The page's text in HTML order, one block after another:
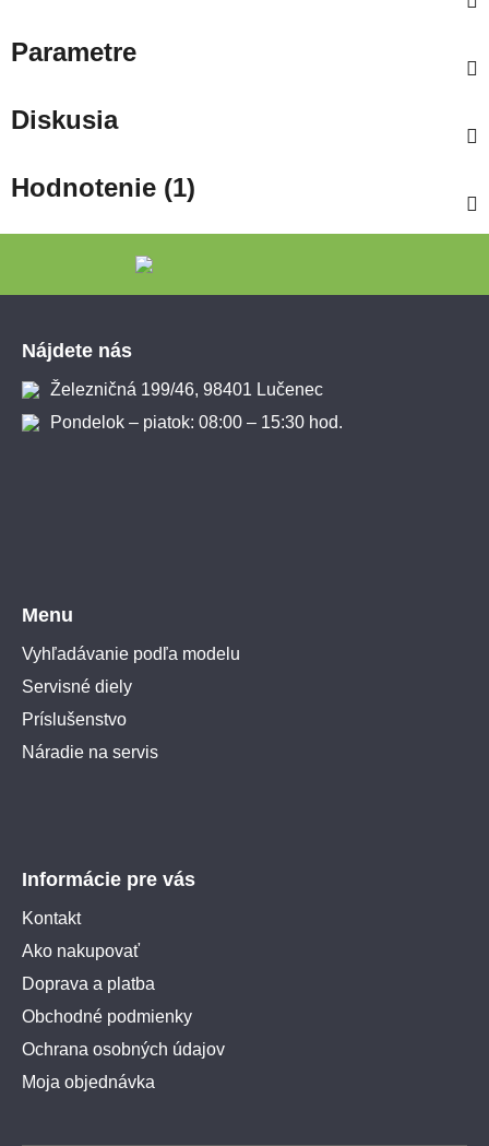
Parametre
Diskusia
Hodnotenie (1)
Nájdete nás
Železničná 199/46, 98401 Lučenec
Pondelok – piatok: 08:00 – 15:30 hod.
Menu
Vyhľadávanie podľa modelu
Servisné diely
Príslušenstvo
Náradie na servis
Informácie pre vás
Kontakt
Ako nakupovať
Doprava a platba
Obchodné podmienky
Ochrana osobných údajov
Moja objednávka